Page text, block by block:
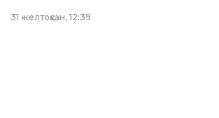
республиканского
31 желтоқсан, 12:39